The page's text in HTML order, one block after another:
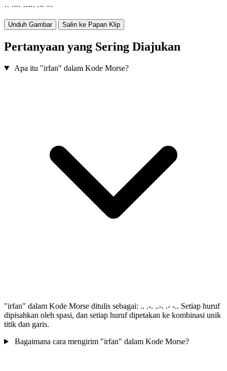
·· ·−· ··−· ·− −·
Unduh Gambar Salin ke Papan Klip
Pertanyaan yang Sering Diajukan
Apa itu "irfan" dalam Kode Morse?
"irfan" dalam Kode Morse ditulis sebagai: .. .-. ..-. .- -.. Setiap huruf
dipisahkan oleh spasi, dan setiap huruf dipetakan ke kombinasi unik
titik dan garis.
Bagaimana cara mengirim "irfan" dalam Kode Morse?